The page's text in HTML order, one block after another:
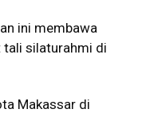
ini membawa
tali silaturahmi di
Makassar di